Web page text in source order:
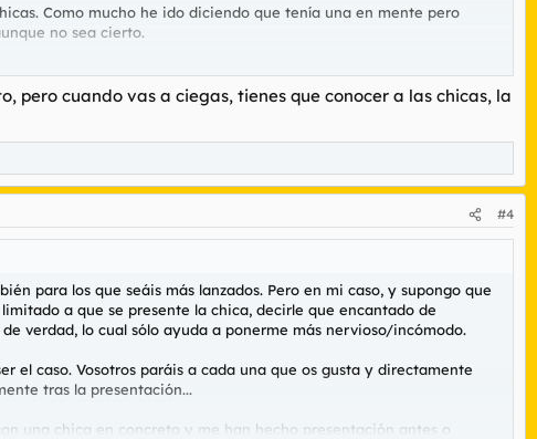
Como mucho he ido diciendo que tenía una en mente pero
no sea cierto.
pero cuando vas a ciegas, tienes que conocer a las chicas, la
#4
para los que seáis más lanzados. Pero en mi caso, y supongo que
a que se presente la chica, decirle que encantado de
verdad, lo cual sólo ayuda a ponerme más nervioso/incómodo.
el caso. Vosotros paráis a cada una que os gusta y directamente
tras la presentación...
una chica en concreto y me han hecho presentación antes o